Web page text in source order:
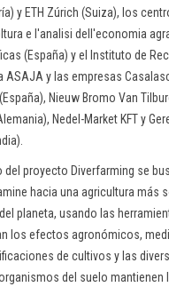
y ETH Zúrich (Suiza), los
e l'analisi dell'economia
(España) y el Instituto de
ASAJA y las empresas
Nieuw Bromo Van
Nedel-Market KFT y
del proyecto Diverfarming se
hacia una agricultura
planeta, usando las
los efectos agronómicos,
de cultivos y las
del suelo